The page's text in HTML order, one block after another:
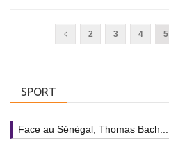
2 3 4 5
SPORT
Face au Sénégal, Thomas Bach...